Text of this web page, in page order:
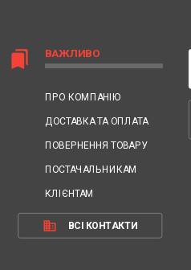
bookmarks ВАЖЛИВО
ПРО КОМПАНІЮ
ДОСТАВКА ТА ОПЛАТА
ПОВЕРНЕННЯ ТОВАРУ
ПОСТАЧАЛЬНИКАМ
КЛІЄНТАМ
business ВСІ КОНТАКТИ